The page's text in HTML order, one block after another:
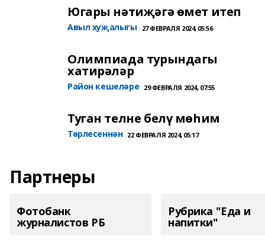
Югары нәтиҗәгә өмет итеп
Авыл хуҗалыгы 27 ФЕВРАЛЯ 2024, 05:56
Олимпиада турындагы
хатирәләр
Район кешеләре 29 ФЕВРАЛЯ 2024, 07:55
Туган телне белү мөһим
Төрлесеннән 22 ФЕВРАЛЯ 2024, 05:17
Партнеры
Фотобанк
журналистов РБ
Рубрика "Еда и
напитки"